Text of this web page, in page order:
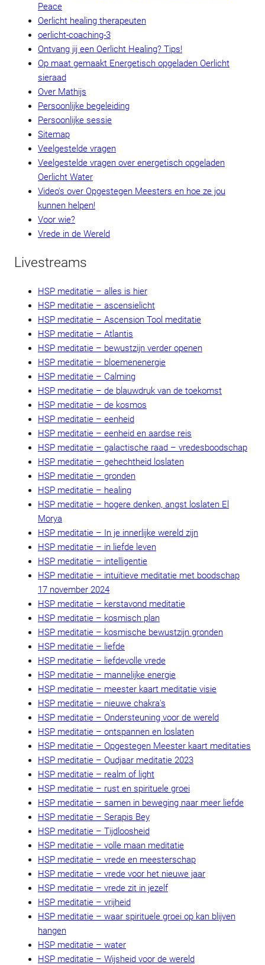
Peace
Oerlicht healing therapeuten
oerlicht-coaching-3
Ontvang jij een Oerlicht Healing? Tips!
Op maat gemaakt Energetisch opgeladen Oerlicht
sieraad
Over Mathijs
Persoonlijke begeleiding
Persoonlijke sessie
Sitemap
Veelgestelde vragen
Veelgestelde vragen over energetisch opgeladen
Oerlicht Water
Video's over Opgestegen Meesters en hoe ze jou
kunnen helpen!
Voor wie?
Vrede in de Wereld
Livestreams
HSP meditatie – alles is hier
HSP meditatie – ascensielicht
HSP meditatie – Ascension Tool meditatie
HSP meditatie – Atlantis
HSP meditatie – bewustzijn verder openen
HSP meditatie – bloemenenergie
HSP meditatie – Calming
HSP meditatie – de blauwdruk van de toekomst
HSP meditatie – de kosmos
HSP meditatie – eenheid
HSP meditatie – eenheid en aardse reis
HSP meditatie – galactische raad – vredesboodschap
HSP meditatie – gehechtheid loslaten
HSP meditatie – gronden
HSP meditatie – healing
HSP meditatie – hogere denken, angst loslaten El
Morya
HSP meditatie – In je innerlijke wereld zijn
HSP meditatie – in liefde leven
HSP meditatie – intelligentie
HSP meditatie – intuïtieve meditatie met boodschap
17 november 2024
HSP meditatie – kerstavond meditatie
HSP meditatie – kosmisch plan
HSP meditatie – kosmische bewustzijn gronden
HSP meditatie – liefde
HSP meditatie – liefdevolle vrede
HSP meditatie – mannelijke energie
HSP meditatie – meester kaart meditatie visie
HSP meditatie – nieuwe chakra's
HSP meditatie – Ondersteuning voor de wereld
HSP meditatie – ontspannen en loslaten
HSP meditatie – Opgestegen Meester kaart meditaties
HSP meditatie – Oudjaar meditatie 2023
HSP meditatie – realm of light
HSP meditatie – rust en spirituele groei
HSP meditatie – samen in beweging naar meer liefde
HSP meditatie – Serapis Bey
HSP meditatie – Tijdloosheid
HSP meditatie – volle maan meditatie
HSP meditatie – vrede en meesterschap
HSP meditatie – vrede voor het nieuwe jaar
HSP meditatie – vrede zit in jezelf
HSP meditatie – vrijheid
HSP meditatie – waar spirituele groei op kan blijven
hangen
HSP meditatie – water
HSP meditatie – Wijsheid voor de wereld